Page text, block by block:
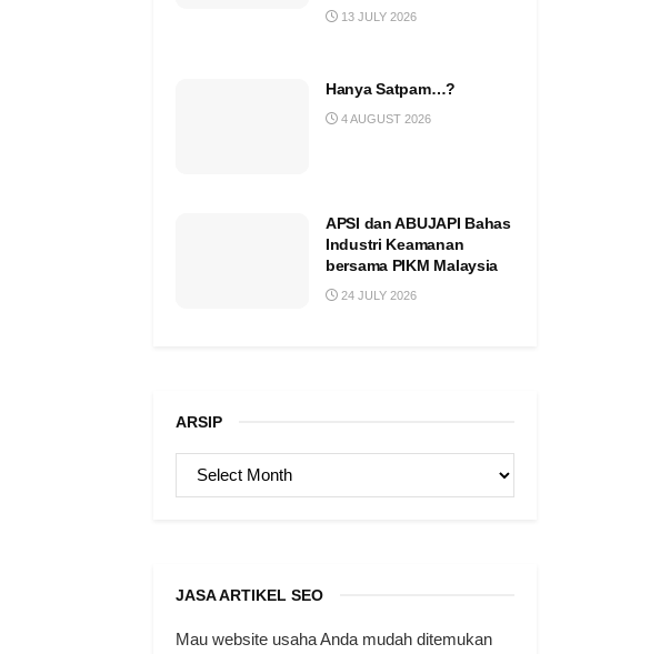
13 JULY 2026
Hanya Satpam…?
4 AUGUST 2026
APSI dan ABUJAPI Bahas
Industri Keamanan
bersama PIKM Malaysia
24 JULY 2026
ARSIP
ARSIP
JASA ARTIKEL SEO
Mau website usaha Anda mudah ditemukan